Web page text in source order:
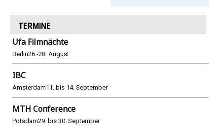
TERMINE
Ufa Filmnächte
Berlin26.-28. August
IBC
Amsterdam11. bis 14. September
MTH Conference
Potsdam29. bis 30. September